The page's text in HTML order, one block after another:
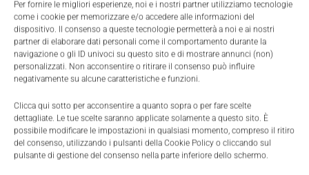
Per fornire le migliori esperienze, noi e i nostri partner utilizziamo tecnologie
come i cookie per memorizzare e/o accedere alle informazioni del
dispositivo. Il consenso a queste tecnologie permetterà a noi e ai nostri
partner di elaborare dati personali come il comportamento durante la
navigazione o gli ID univoci su questo sito e di mostrare annunci (non)
personalizzati. Non acconsentire o ritirare il consenso può influire
negativamente su alcune caratteristiche e funzioni.
Clicca qui sotto per acconsentire a quanto sopra o per fare scelte
dettagliate. Le tue scelte saranno applicate solamente a questo sito. È
possibile modificare le impostazioni in qualsiasi momento, compreso il ritiro
del consenso, utilizzando i pulsanti della Cookie Policy o cliccando sul
pulsante di gestione del consenso nella parte inferiore dello schermo.
do il consenso al trattamento dei dati da parte di
Tecniche Nuove
TAGS Catene portacavi Igus